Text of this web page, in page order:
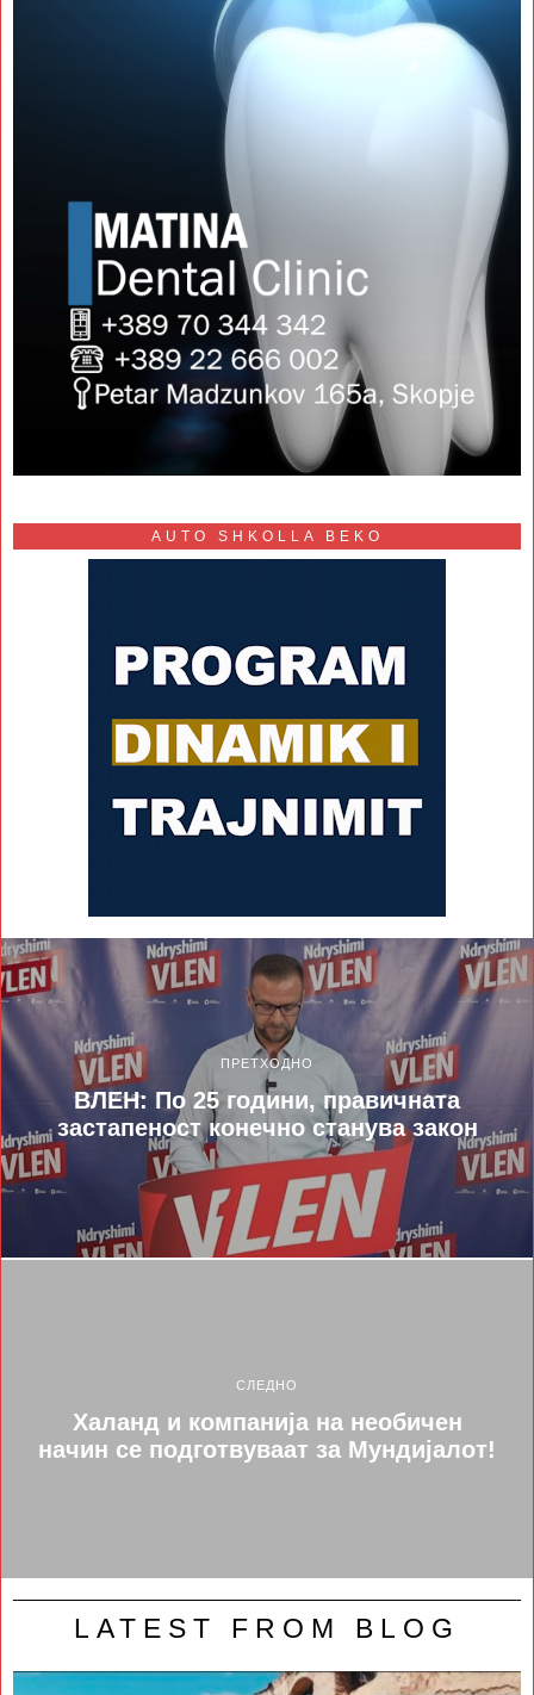
AUTO SHKOLLA BEKO
ПРЕТХОДНО
ВЛЕН: По 25 години, правичната
застапеност конечно станува закон
СЛЕДНО
Халанд и компанија на необичен
начин се подготвуваат за Мундијалот!
LATEST FROM BLOG